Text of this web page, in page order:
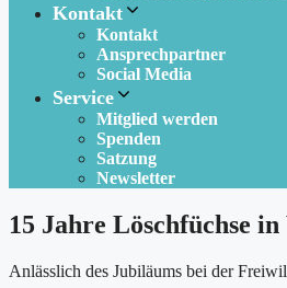
Kontakt
Kontakt
Ansprechpartner
Social Media
Service
Mitglied werden
Spenden
Satzung
Newsletter
15 Jahre Löschfüchse
Anlässlich des Jubiläums bei der